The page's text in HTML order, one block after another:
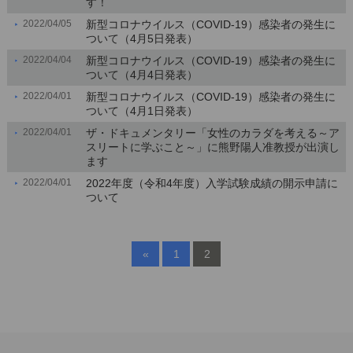
2022/04/05
新型コロナウイルス（COVID-19）感染者の発生に
ついて（4月5日発表）
2022/04/04
新型コロナウイルス（COVID-19）感染者の発生に
ついて（4月4日発表）
2022/04/01
新型コロナウイルス（COVID-19）感染者の発生に
ついて（4月1日発表）
2022/04/01
ザ・ドキュメンタリー「女性のカラダを考える～ア
スリートに学ぶこと～」に熊野陽人准教授が出演し
ます
2022/04/01
2022年度（令和4年度）入学試験成績の開示申請に
ついて
« 1 2